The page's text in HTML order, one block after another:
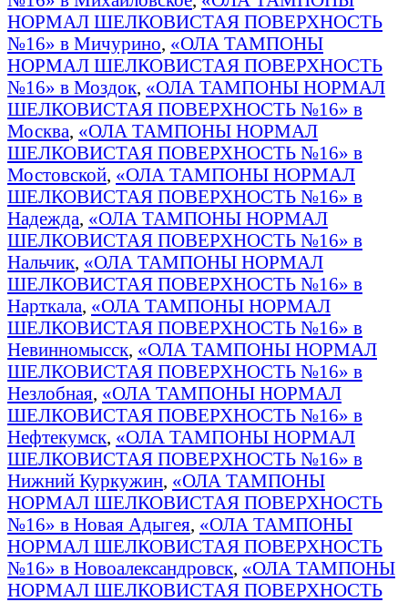
НОРМАЛ ШЕЛКОВИСТАЯ ПОВЕРХНОСТЬ
№16» в Мичурино, «ОЛА ТАМПОНЫ
НОРМАЛ ШЕЛКОВИСТАЯ ПОВЕРХНОСТЬ
№16» в Моздок, «ОЛА ТАМПОНЫ НОРМАЛ
ШЕЛКОВИСТАЯ ПОВЕРХНОСТЬ №16» в
Москва, «ОЛА ТАМПОНЫ НОРМАЛ
ШЕЛКОВИСТАЯ ПОВЕРХНОСТЬ №16» в
Мостовской, «ОЛА ТАМПОНЫ НОРМАЛ
ШЕЛКОВИСТАЯ ПОВЕРХНОСТЬ №16» в
Надежда, «ОЛА ТАМПОНЫ НОРМАЛ
ШЕЛКОВИСТАЯ ПОВЕРХНОСТЬ №16» в
Нальчик, «ОЛА ТАМПОНЫ НОРМАЛ
ШЕЛКОВИСТАЯ ПОВЕРХНОСТЬ №16» в
Нарткала, «ОЛА ТАМПОНЫ НОРМАЛ
ШЕЛКОВИСТАЯ ПОВЕРХНОСТЬ №16» в
Невинномысск, «ОЛА ТАМПОНЫ НОРМАЛ
ШЕЛКОВИСТАЯ ПОВЕРХНОСТЬ №16» в
Незлобная, «ОЛА ТАМПОНЫ НОРМАЛ
ШЕЛКОВИСТАЯ ПОВЕРХНОСТЬ №16» в
Нефтекумск, «ОЛА ТАМПОНЫ НОРМАЛ
ШЕЛКОВИСТАЯ ПОВЕРХНОСТЬ №16» в
Нижний Куркужин, «ОЛА ТАМПОНЫ
НОРМАЛ ШЕЛКОВИСТАЯ ПОВЕРХНОСТЬ
№16» в Новая Адыгея, «ОЛА ТАМПОНЫ
НОРМАЛ ШЕЛКОВИСТАЯ ПОВЕРХНОСТЬ
№16» в Новоалександровск, «ОЛА ТАМПОНЫ
НОРМАЛ ШЕЛКОВИСТАЯ ПОВЕРХНОСТЬ